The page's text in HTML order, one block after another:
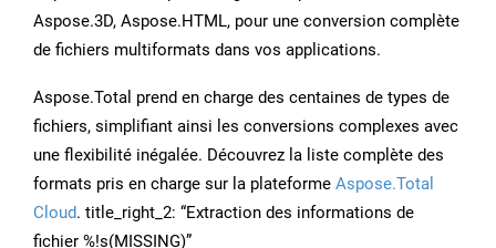
Aspose.3D, Aspose.HTML, pour une conversion complète
de fichiers multiformats dans vos applications.
Aspose.Total prend en charge des centaines de types de
fichiers, simplifiant ainsi les conversions complexes avec
une flexibilité inégalée. Découvrez la liste complète des
formats pris en charge sur la plateforme Aspose.Total
Cloud. title_right_2: “Extraction des informations de
fichier %!s(MISSING)”